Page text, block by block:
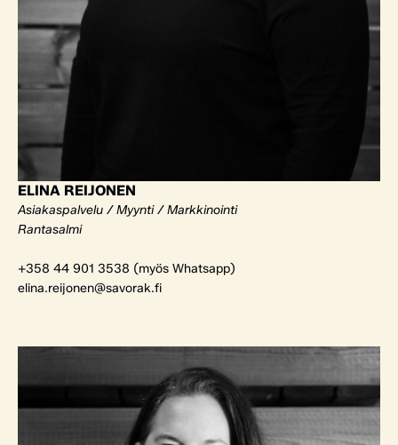
ELINA REIJONEN
Asiakaspalvelu / Myynti / Markkinointi
Rantasalmi
+358 44 901 3538 (myös Whatsapp)
elina.reijonen@savorak.fi